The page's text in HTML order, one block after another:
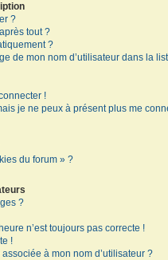
?
tout ?
?
de mon nom d’utilisateur dans la
!
je ne peux à présent plus me
du forum » ?
?
n’est toujours pas correcte !
!
à mon nom d’utilisateur ?